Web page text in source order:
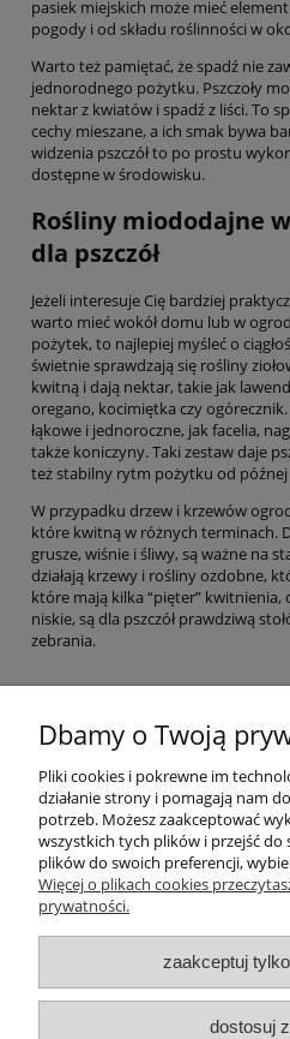
pasiek miejskich może mieć
pogody i od składu roślinności w
Warto też pamiętać, że spadź nie
jednorodnego pożytku. Pszczoły
nektar z kwiatów i spadź z liści. To
cechy mieszane, a ich smak bywa
widzenia pszczół to po prostu
dostępne w środowisku.
Rośliny miododajne
dla pszczół
Jeżeli interesuje Cię bardziej
warto mieć wokół domu lub w
pożytek, to najlepiej myśleć o
świetnie sprawdzają się rośliny
kwitną i dają nektar, takie jak
oregano, kocimiętka czy
łąkowe i jednoroczne, jak facelia,
także koniczyny. Taki zestaw daje
też stabilny rytm pożytku od
W przypadku drzew i krzewów
które kwitną w różnych terminach.
grusze, wiśnie i śliwy, są ważne na
działają krzewy i rośliny ozdobne,
które mają kilka “pięter” kwitnienia,
niskie, są dla pszczół prawdziwą
zebrania.
Pomoc
Moje
Płatności i
O nas
Dbamy o Twoją
Pliki cookies i pokrewne im
działanie strony i pomagają nam
potrzeb. Możesz zaakceptować
wszystkich tych plików i przejść
plików do swoich preferencji,
Więcej o plikach cookies
prywatności.
zaakceptuj
dostosuj